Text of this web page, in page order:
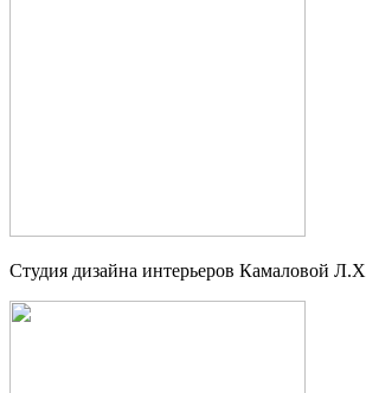
Студия дизайна интерьеров Камаловой Л.Х